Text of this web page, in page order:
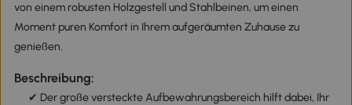
von einem robusten Holzgestell und Stahlbeinen, um einen
Moment puren Komfort in Ihrem aufgeräumten Zuhause zu
genießen.
Beschreibung:
✔ Der große versteckte Aufbewahrungsbereich hilft dabei, Ihr